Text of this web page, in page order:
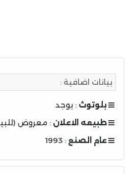
بيانات اضافية :
بلوتوث : يوجد
طبيعه الاعلان : معروض
عام الصنع : 1993